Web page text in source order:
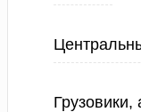
Грузовики,